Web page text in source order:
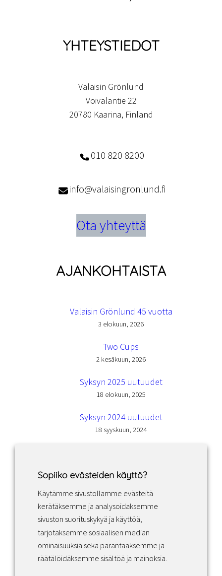
YHTEYSTIEDOT
Valaisin Grönlund
Voivalantie 22
20780 Kaarina, Finland
010 820 8200
info@valaisingronlund.fi
Ota yhteyttä
AJANKOHTAISTA
Valaisin Grönlund 45 vuotta
3 elokuun, 2026
Two Cups
2 kesäkuun, 2026
Syksyn 2025 uutuudet
18 elokuun, 2025
Syksyn 2024 uutuudet
18 syyskuun, 2024
Facebook Instagram LinkedIn
Sopimusehdot
Sopiiko evästeiden käyttö?
Käytämme sivustollamme evästeitä
kerätäksemme ja analysoidaksemme
sivuston suorituskykyä ja käyttöä,
tarjotaksemme sosiaalisen median
ominaisuuksia sekä parantaaksemme ja
räätälöidäksemme sisältöä ja mainoksia.